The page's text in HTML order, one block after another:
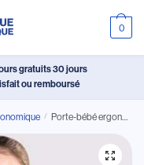
0
gratuits 30 jours
ou remboursé
/ Porte-bébé ergonomique protection lombaire